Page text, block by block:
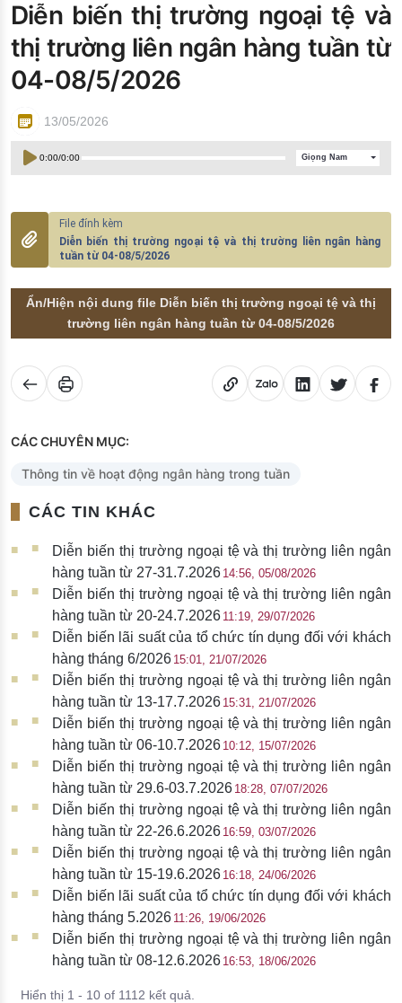
Đào tạo ISO
Diễn biến thị trường ngoại tệ và
thị trường liên ngân hàng tuần từ
04-08/5/2026
13/05/2026
0:00/0:00 Giọng Nam
Diễn biến thị trường ngoại tệ và thị trường liên ngân hàng
tuần từ 04-08/5/2026
Ẩn/Hiện nội dung file Diễn biến thị trường ngoại tệ và thị
trường liên ngân hàng tuần từ 04-08/5/2026
CÁC CHUYÊN MỤC:
Thông tin về hoạt động ngân hàng trong tuần
CÁC TIN KHÁC
Diễn biến thị trường ngoại tệ và thị trường liên ngân
hàng tuần từ 27-31.7.2026 14:56, 05/08/2026
Diễn biến thị trường ngoại tệ và thị trường liên ngân
hàng tuần từ 20-24.7.2026 11:19, 29/07/2026
Diễn biến lãi suất của tổ chức tín dụng đối với khách
hàng tháng 6/2026 15:01, 21/07/2026
Diễn biến thị trường ngoại tệ và thị trường liên ngân
hàng tuần từ 13-17.7.2026 15:31, 21/07/2026
Diễn biến thị trường ngoại tệ và thị trường liên ngân
hàng tuần từ 06-10.7.2026 10:12, 15/07/2026
Diễn biến thị trường ngoại tệ và thị trường liên ngân
hàng tuần từ 29.6-03.7.2026 18:28, 07/07/2026
Diễn biến thị trường ngoại tệ và thị trường liên ngân
hàng tuần từ 22-26.6.2026 16:59, 03/07/2026
Diễn biến thị trường ngoại tệ và thị trường liên ngân
hàng tuần từ 15-19.6.2026 16:18, 24/06/2026
Diễn biến lãi suất của tổ chức tín dụng đối với khách
hàng tháng 5.2026 11:26, 19/06/2026
Diễn biến thị trường ngoại tệ và thị trường liên ngân
hàng tuần từ 08-12.6.2026 16:53, 18/06/2026
Hiển thị 1 - 10 of 1112 kết quả.